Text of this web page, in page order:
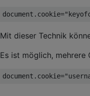
Mit dieser Technik
Es ist möglich,